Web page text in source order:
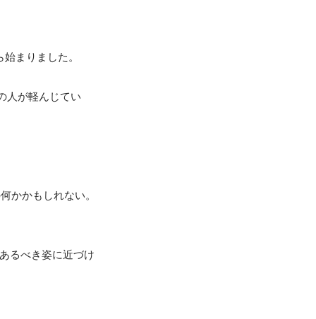
まりました。
人が軽んじてい
かかもしれない。
るべき姿に近づけ